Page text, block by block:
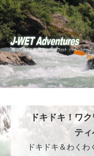
ドキドキ！ワ
ティ
ドキドキ＆わく